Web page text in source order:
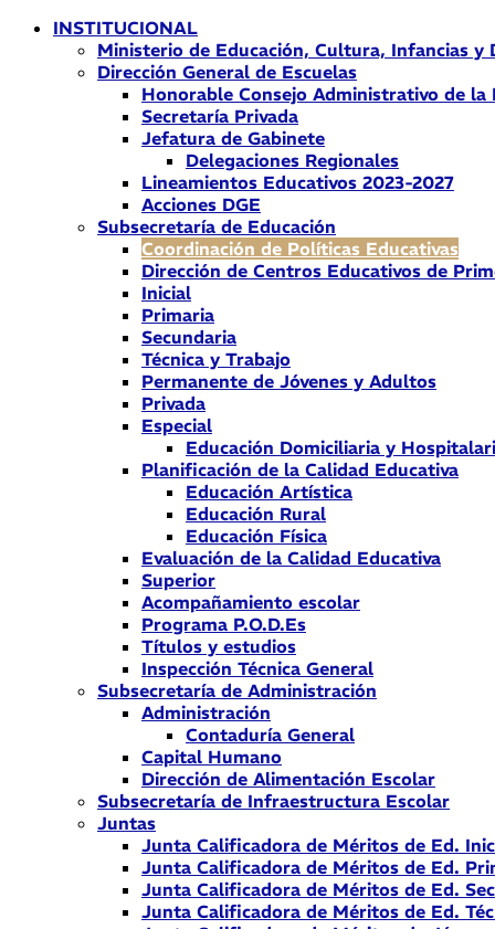
INSTITUCIONAL
Ministerio de Educación, Cultura, Infancias y
Dirección General de Escuelas
Honorable Consejo Administrativo de la
Secretaría Privada
Jefatura de Gabinete
Delegaciones Regionales
Lineamientos Educativos 2023-2027
Acciones DGE
Subsecretaría de Educación
Coordinación de Políticas Educativas
Dirección de Centros Educativos de
Inicial
Primaria
Secundaria
Técnica y Trabajo
Permanente de Jóvenes y Adultos
Privada
Especial
Educación Domiciliaria y
Planificación de la Calidad Educativa
Educación Artística
Educación Rural
Educación Física
Evaluación de la Calidad Educativa
Superior
Acompañamiento escolar
Programa P.O.D.Es
Títulos y estudios
Inspección Técnica General
Subsecretaría de Administración
Administración
Contaduría General
Capital Humano
Dirección de Alimentación Escolar
Subsecretaría de Infraestructura Escolar
Juntas
Junta Calificadora de Méritos de Ed.
Junta Calificadora de Méritos de Ed.
Junta Calificadora de Méritos de Ed.
Junta Calificadora de Méritos de Ed.